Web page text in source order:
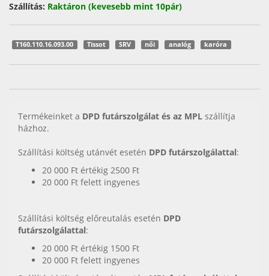
Szállítás: Raktáron (kevesebb mint 10pár)
T160.110.16.093.00 Tissot SRV női analóg karóra
Termékeinket a DPD futárszolgálat és az MPL szállítja
házhoz.
Szállítási költség utánvét esetén DPD futárszolgálattal:
20 000 Ft értékig 2500 Ft
20 000 Ft felett ingyenes
Szállítási költség előreutalás esetén DPD
futárszolgálattal:
20 000 Ft értékig 1500 Ft
20 000 Ft felett ingyenes